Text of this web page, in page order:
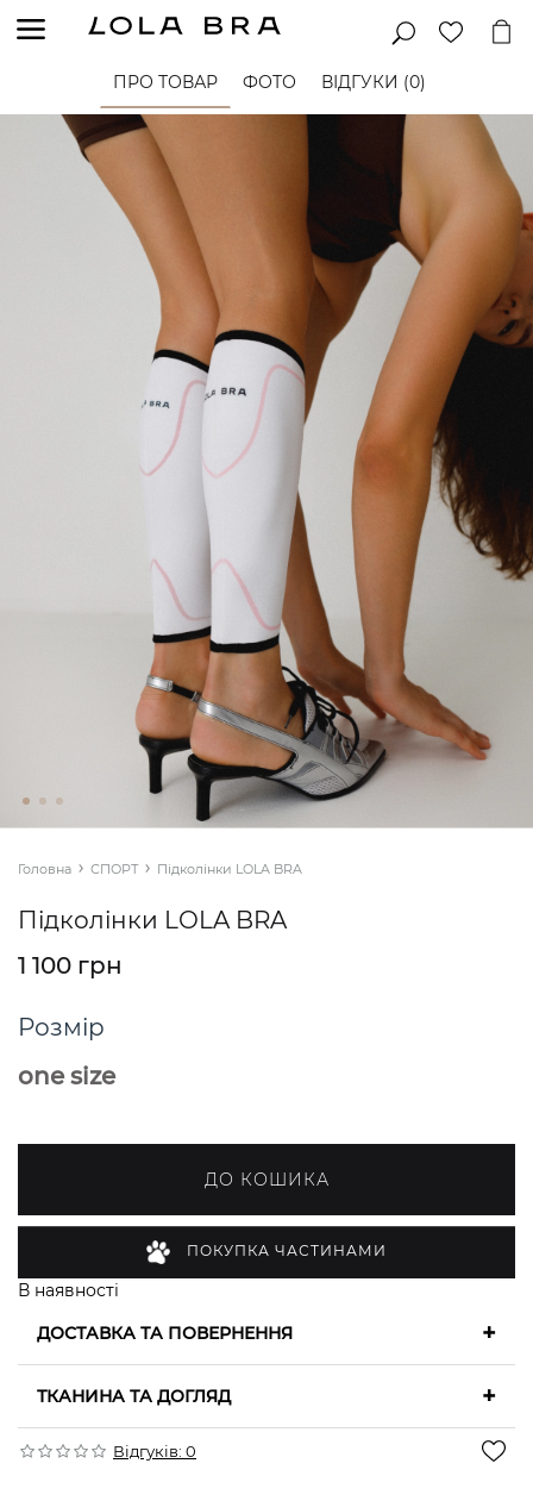
ПРО ТОВАР ФОТО ВІДГУКИ (0)
Головна СПОРТ Підколінки LOLA BRA
Підколінки LOLA BRA
1 100 грн
Розмір
one size
ДО КОШИКА
ПОКУПКА ЧАСТИНАМИ
В наявності
ДОСТАВКА ТА ПОВЕРНЕННЯ
+
ТКАНИНА ТА ДОГЛЯД +
Відгуків: 0